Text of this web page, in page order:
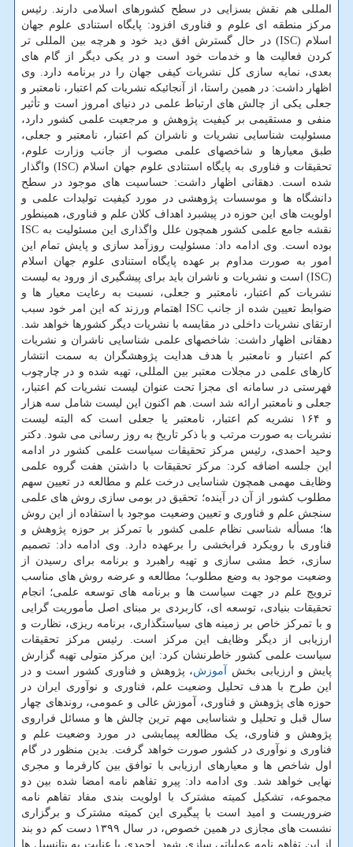
المللی هم نقش بسزایی در سطح کشورهای اسلامی دارند. رئیس
مرکز منطقه ای علوم و فناوری افزود: پایگاه استنادی علوم جهان
اسلام (ISC) در حال گسترش افق دید خود و هرچه بین المللی تر
کردن فعالیت ها و خدمات خود است و در یکی دیگر از گام های
بعدی، نمایه سازی کل نشریات کیفی جهان را در برنامه دارد. وی
اظهار داشت: در همین راستا، از آنجائیکه نشریات کم اعتبار، نامعتبر و
جعلی یکی از چالش های ارتباط علمی در دنیای امروز است و تأثیر
منفی و مستقیمی بر کیفیت پژوهش و مرجعیت علمی کشور دارد،
مسئولیت شناسایی نشریات و ناشران کم اعتبار، نامعتبر و جعلی،
طبق معیارها و شاخصهای علمی مصوب از جانب وزارت علوم،
تحقیقات و فناوری به پایگاه استنادی علوم جهان اسلام (ISC) واگذار
شده است. دهقانی اظهار داشت: حساسیت های موجود در سطح
دانشگاه ها و موسسات پژوهشی در مورد کیفیت تولیدات علمی و
اولویت های این حوزه در پیشبرد اهداف کلان علم و فناوری، همینطور
نقشه جامع علمی کشور همچون علل واگذاری این مسئولیت به ISC
بوده است. وی ادامه داد: مسئولیت روزآمد سازی و پایش تمام این
امور به صورت مداوم بر عهده پایگاه استنادی علوم جهان اسلام
(ISC) است و نشریات و ناشران باید برای پیشگیری از ورود به لیست
نشریات کم اعتبار، نامعتبر و جعلی، نسبت به رعایت معیار ها و
ضوابط تعیین شده از جانب ISC اهتمام ورزند که این امر خود سبب
ارتقای نشریات داخلی در مقایسه با نشریات دیگر کشورها خواهد شد.
دهقانی اظهار داشت: شاخصهای علمی شناسایی ناشران و نشریات
کم اعتبار و نامعتبر با هدف هدایت پژوهشگران به سمت انتشار
کارهای علمی در مجلات معتبر بین المللی، تهیه شده و در چارچوب
فهرستی در سامانه ای مجزا تحت عنوان لیست نشریات کم اعتبار،
جعلی و نامعتبر ارائه شد است. هم اکنون این لیست شامل سه هزار
و ۱۶۴ نشریه کم اعتبار، نامعتبر یا جعلی است که البته لیست
نشریات به صورت مرتب و با ذکر تاریخ به روز رسانی می شود. دکتر
وحید احمدی، رئیس مرکز تحقیقات سیاست علمی کشور در ادامه
این جلسه اضافه کرد: مرکز تحقیقات با داشتن هفت گروه علمی
وظایف مهمی همچون شناسایی درخت علم و مطالعه در تعیین سهم
مطلوب کشور از آن در آینده؛ تحقیق در بومی سازی روش های علمی
سنجش علم و فناوری و تعیین وضعیت موجود با استفاده از این روش
ها؛ مسأله شناسی نظام علمی کشور با تمرکز بر حوزه پژوهش و
فناوری با رویکرد فرابخشی را برعهده دارد. وی ادامه داد: تصمیم
سازی، خط مشی سازی و تهیه راهبرد و برنامه برای رسیدن از
وضعیت موجود به وضع مطلوب؛ مطالعه و عرضه روش های مناسب
ترویج علم در جهت سیاست ها و برنامه های توسعه علمی؛ انجام
تحقیقات بنیادی، توسعه ای، کاربردی بر مبنای اصل مأموریت گرایی
و با تمرکز خاص بر زمینه های سیاستگذاری، برنامه ریزی، نظارت و
ارزیابی از دیگر وظایف این مرکز است. رئیس مرکز تحقیقات
سیاست علمی کشور خاطرنشان کرد: این مرکز متولی تهیه گزارش
پایش و ارزیابی بخش آموزش، پژوهش و فناوری کشور است و در
این طرح با هدف تحلیل وضعیت علم، فناوری و نوآوری ایران در
حوزه های پژوهش و فناوری، آموزش عالی و عمومی، روندهای چهار
سال قبل و تحلیل و شناسایی مهم ترین چالش ها و مسائل فراروی
پژوهش و فناوری، یک مطالعه پیمایشی در مورد وضعیت علم و
فناوری و نوآوری در کشور صورت خواهد گرفت. بدین منظور در گام
اول شاخص ها و معیارهای ارزیابی با توافق بین کارفرما و مجری
نهایی خواهد شد. وی ادامه داد: پیرو تفاهم نامه امضا شده بین دو
مجموعه، تشکیل کمیته مشترک با اولویت بندی مفاد تفاهم نامه
ضروریست و امید است با پیگیری این کمیته مشترک و برگزاری
نشست های مجازی در همین خصوص، در سال ۱۳۹۹ دست کم دو بند
از این تفاهم نامه عملیاتی سازی شود. احمدی با عنایت به پتانسیل ها